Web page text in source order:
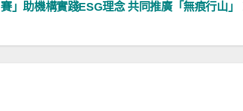
賽」助機構實踐ESG理念 共同推廣「無痕行山」